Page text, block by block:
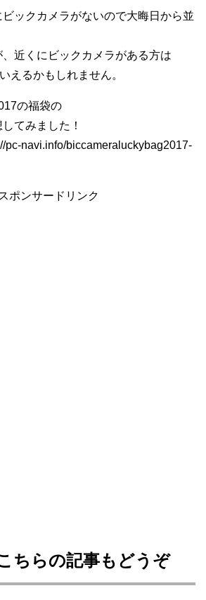
ックカメラがないので大晦日から並
近くにビックカメラがある方は
えるかもしれません。
の福袋の
てみました！
pc-navi.info/biccameraluckybag2017-
スポンサードリンク
ちらの記事もどうぞ